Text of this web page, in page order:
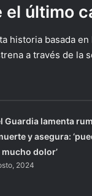
el último
historia basada en
a través de la
Guardia lamenta
y asegura:
dolor’
2024